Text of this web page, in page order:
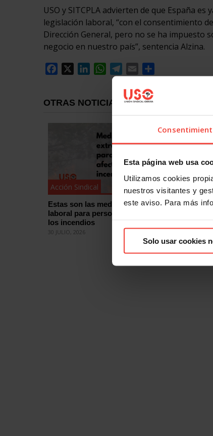
Esta página web usa
Utilizamos cookies
nuestros visitantes y
este aviso. Para más
Solo usar cookies
USO y SITCPLA advierten de que España
legislación laboral, “con el consentimiento
Dirección General, pero no se ha impuesto
negocio en nuestro país”, sentencia Alzina.
Facebook
LinkedInWhatsApp
Telegram
Email
OTRAS NOTICIAS
Acción Sindical
Estas son las medidas de protección
laboral para personas afectadas por
los incendios
30 JULIO, 2026 29